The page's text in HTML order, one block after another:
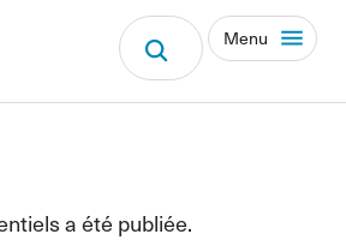
Menu
a été publiée.